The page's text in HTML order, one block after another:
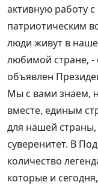
активную работу
патриотическим
люди живут в
любимой стране, -
объявлен
Мы с вами знаем,
вместе, единым
для нашей страны,
суверенитет. В
количество
которые и